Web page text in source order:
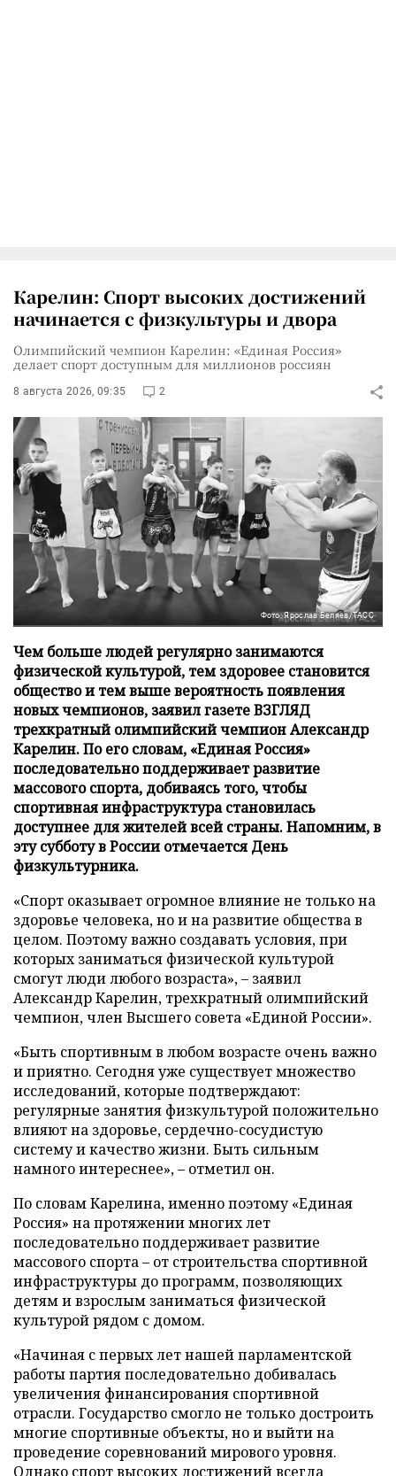
Карелин: Спорт высоких достижений
начинается с физкультуры и двора
Олимпийский чемпион Карелин: «Единая Россия»
делает спорт доступным для миллионов россиян
8 августа 2026, 09:35 2
Фото: Ярослав Беляев/ТАСС
Чем больше людей регулярно занимаются
физической культурой, тем здоровее становится
общество и тем выше вероятность появления
новых чемпионов, заявил газете ВЗГЛЯД
трехкратный олимпийский чемпион Александр
Карелин. По его словам, «Единая Россия»
последовательно поддерживает развитие
массового спорта, добиваясь того, чтобы
спортивная инфраструктура становилась
доступнее для жителей всей страны. Напомним, в
эту субботу в России отмечается День
физкультурника.
«Спорт оказывает огромное влияние не только на
здоровье человека, но и на развитие общества в
целом. Поэтому важно создавать условия, при
которых заниматься физической культурой
смогут люди любого возраста», – заявил
Александр Карелин, трехкратный олимпийский
чемпион, член Высшего совета «Единой России».
«Быть спортивным в любом возрасте очень важно
и приятно. Сегодня уже существует множество
исследований, которые подтверждают:
регулярные занятия физкультурой положительно
влияют на здоровье, сердечно-сосудистую
систему и качество жизни. Быть сильным
намного интереснее», – отметил он.
По словам Карелина, именно поэтому «Единая
Россия» на протяжении многих лет
последовательно поддерживает развитие
массового спорта – от строительства спортивной
инфраструктуры до программ, позволяющих
детям и взрослым заниматься физической
культурой рядом с домом.
«Начиная с первых лет нашей парламентской
работы партия последовательно добивалась
увеличения финансирования спортивной
отрасли. Государство смогло не только достроить
многие спортивные объекты, но и выйти на
проведение соревнований мирового уровня.
Однако спорт высоких достижений всегда